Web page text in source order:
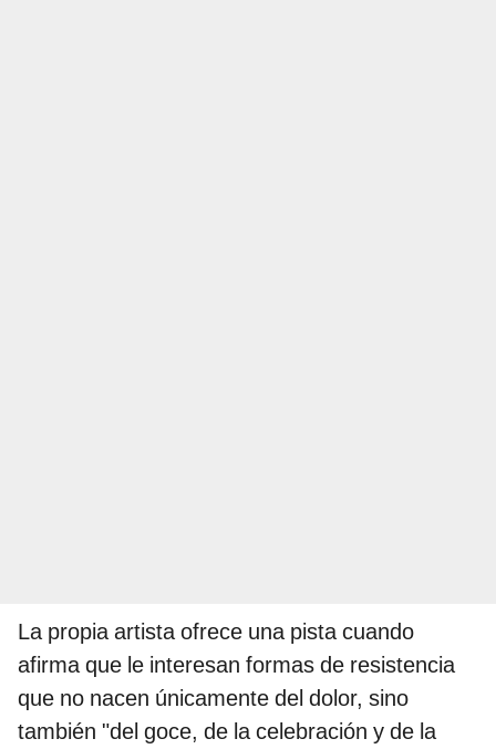
La propia artista ofrece una pista cuando
afirma que le interesan formas de resistencia
que no nacen únicamente del dolor, sino
también "del goce, de la celebración y de la